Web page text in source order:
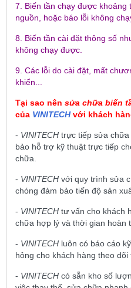
7. Biến tần chạy được
nguồn, hoặc báo lỗi không
8. Biến tần cài đặt thông số
không chạy được.
9. Các lỗi do cài đặt, mất
khiển...
Tại sao nên sửa chữa biến
của VINITECHvới khách
- VINITECH trực tiếp sửa
bảo hỗ trợ kỹ thuật trực tiếp
chữa.
- VINITECH với quy trình sửa
chóng đảm bảo tiến độ sản
- VINITECH tư vấn cho khách
chữa hợp lý và thời gian hoàn
- VINITECH luôn có báo cáo
hỏng cho khách hàng theo
- VINITECH có sẵn kho số